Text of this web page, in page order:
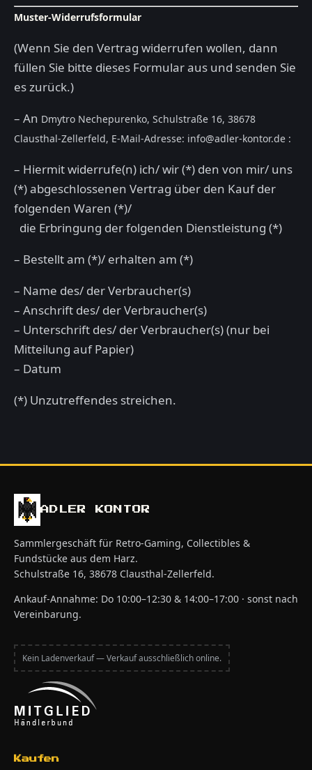
Muster-Widerrufsformular
(Wenn Sie den Vertrag widerrufen wollen, dann
füllen Sie bitte dieses Formular aus und senden Sie
es zurück.)
– An Dmytro Nechepurenko, Schulstraße 16, 38678
Clausthal-Zellerfeld, E-Mail-Adresse: info@adler-kontor.de :
– Hiermit widerrufe(n) ich/ wir (*) den von mir/ uns
(*) abgeschlossenen Vertrag über den Kauf der
folgenden Waren (*)/
die Erbringung der folgenden Dienstleistung (*)
– Bestellt am (*)/ erhalten am (*)
– Name des/ der Verbraucher(s)
– Anschrift des/ der Verbraucher(s)
– Unterschrift des/ der Verbraucher(s) (nur bei
Mitteilung auf Papier)
– Datum
(*) Unzutreffendes streichen.
ADLER KONTOR
Sammlergeschäft für Retro-Gaming, Collectibles &
Fundstücke aus dem Harz.
Schulstraße 16, 38678 Clausthal-Zellerfeld.
Ankauf-Annahme: Do 10:00–12:30 & 14:00–17:00 · sonst nach
Vereinbarung.
Kein Ladenverkauf — Verkauf ausschließlich online.
Kaufen